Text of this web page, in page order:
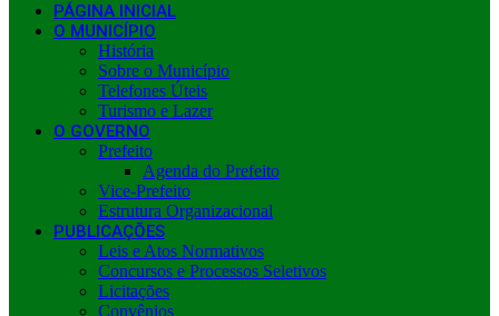
PÁGINA INICIAL
O MUNICÍPIO
História
Sobre o Município
Telefones Úteis
Turismo e Lazer
O GOVERNO
Prefeito
Agenda do Prefeito
Vice-Prefeito
Estrutura Organizacional
PUBLICAÇÕES
Leis e Atos Normativos
Concursos e Processos Seletivos
Licitações
Convênios